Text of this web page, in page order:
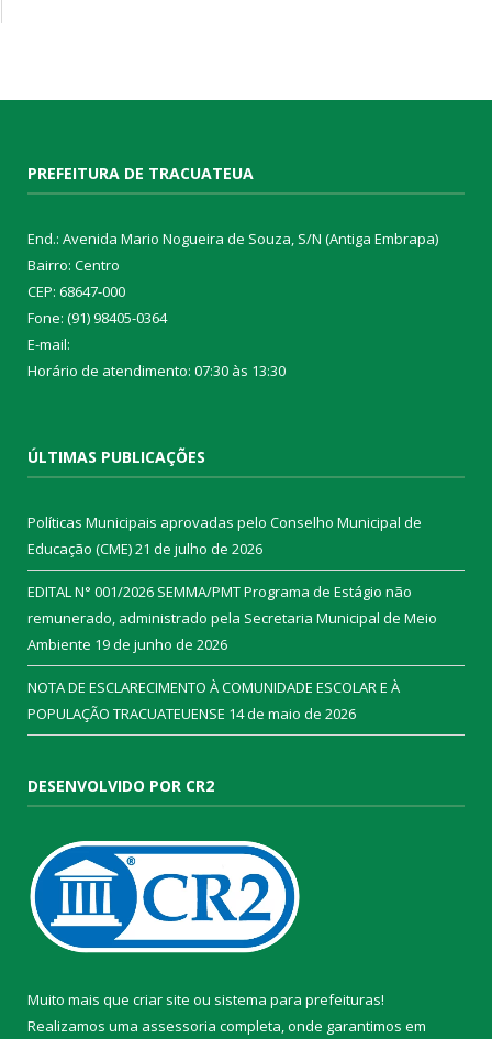
PREFEITURA DE TRACUATEUA
End.: Avenida Mario Nogueira de Souza, S/N (Antiga Embrapa)
Bairro: Centro
CEP: 68647-000
Fone: (91) 98405-0364
E-mail:
Horário de atendimento: 07:30 às 13:30
ÚLTIMAS PUBLICAÇÕES
Políticas Municipais aprovadas pelo Conselho Municipal de
Educação (CME)21 de julho de 2026
EDITAL N° 001/2026 SEMMA/PMT Programa de Estágio não
remunerado, administrado pela Secretaria Municipal de Meio
Ambiente 19 de junho de 2026
NOTA DE ESCLARECIMENTO À COMUNIDADE ESCOLAR E À
POPULAÇÃO TRACUATEUENSE 14 de maio de 2026
DESENVOLVIDO POR CR2
Muito mais que criar site ou sistema para prefeituras!
Realizamos uma assessoria completa, onde garantimos em